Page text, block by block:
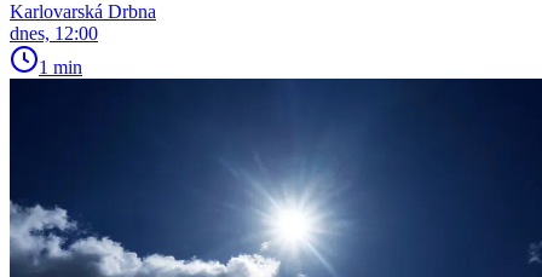
Karlovarská Drbna
dnes, 12:00
1 min